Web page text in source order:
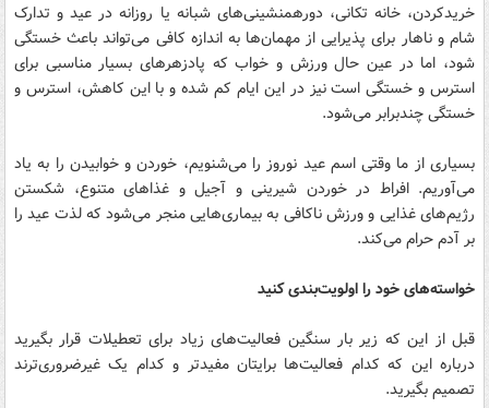
خریدکردن، خانه تکانی، دورهمنشینی‌های شبانه یا روزانه در عید و تدارک
شام و ناهار برای پذیرایی از مهمان‌ها به اندازه کافی می‌تواند باعث خستگی
شود، اما در عین حال ورزش و خواب که پادزهرهای بسیار مناسبی برای
استرس و خستگی است نیز در این ایام کم شده و با این کاهش، استرس و
خستگی چندبرابر می‌شود.
بسیاری از ما وقتی اسم عید نوروز را می‌شنویم، خوردن و خوابیدن را به یاد
می‌آوریم. افراط در خوردن شیرینی و آجیل و غذاهای متنوع، شکستن
رژیم‌های غذایی‌ و ورزش ناکافی به بیماری‌هایی منجر می‌شود که لذت عید را
بر آدم حرام می‌کند.
خواسته‌های‌ خود را اولویت‌بندی کنید
قبل از این که زیر بار سنگین فعالیت‌های زیاد برای تعطیلات قرار بگیرید
درباره این که کدام فعالیت‌ها برایتان مفیدتر و کدام یک غیرضروری‌ترند
تصمیم بگیرید.